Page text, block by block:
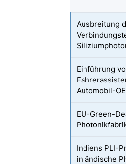
Ausbreitung
Einführung
Automobil-
EU-Green-
Indiens PLI-
inländische